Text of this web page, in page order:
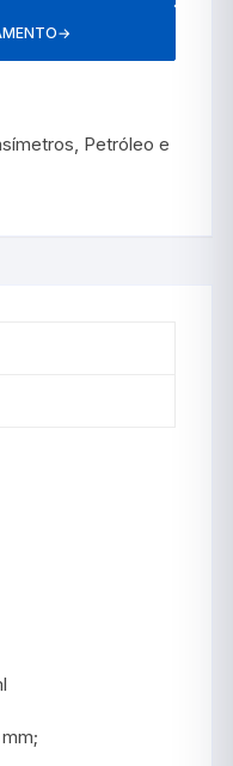
→
Petróleo e